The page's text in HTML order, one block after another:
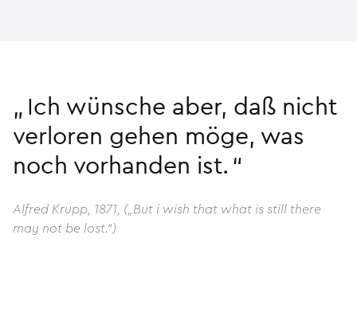
Ich wünsche aber, daß nicht
verloren gehen möge, was
noch vorhanden ist.
Alfred Krupp, 1871, („But i wish that what is still there
may not be lost.“)